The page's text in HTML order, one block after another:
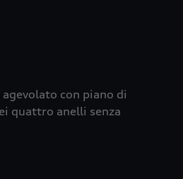
con piano di
quattro anelli senza